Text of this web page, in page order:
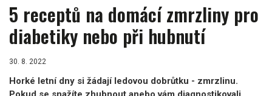
5 receptů na domácí zmrzliny pro
diabetiky nebo při hubnutí
30. 8. 2022
Horké letní dny si žádají ledovou dobrůtku - zmrzlinu.